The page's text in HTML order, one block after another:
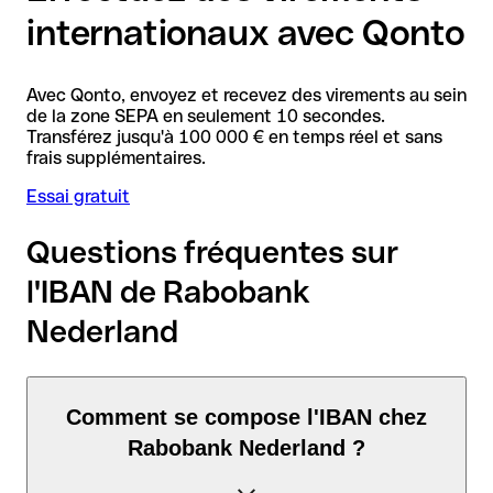
internationaux avec Qonto
Avec Qonto, envoyez et recevez des virements au sein
de la zone SEPA en seulement 10 secondes.
Transférez jusqu'à 100 000 € en temps réel et sans
frais supplémentaires.
Essai gratuit
Questions fréquentes sur
l'IBAN de Rabobank
Nederland
Comment se compose l'IBAN chez
Rabobank Nederland ?